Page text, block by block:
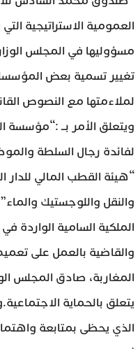
العمومية الاستراتيجية
مسؤوليها في المجلس
تغيير تسمية بعض
لملاءمتها مع النصوص
ويتعلق الأمر بــ :“مؤسسة
لفائدة رجال السلطة
“هيئة القطب المالي للدار
والنقل واللوجستيك
الملكية السامية الواردة
والقاضية بالعمل على
المغاربة، صادق المجلس
يتعلق بالحماية
الذي يحظى بمتابعة